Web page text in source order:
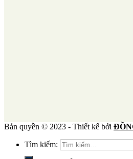
Bản quyền © 2023 - Thiết kế bởi
Tìm kiếm: